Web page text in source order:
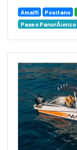
Amalfi Positano
Paseo PanorÃ¡mico